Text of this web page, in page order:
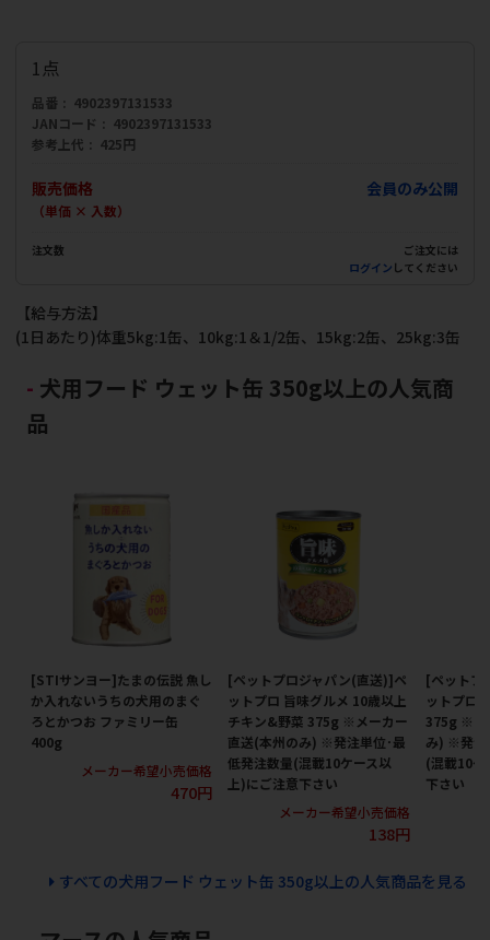
1点
品番
4902397131533
JANコード
4902397131533
参考上代
425円
販売価格
（単価 × 入数）
会員のみ公開
注文数
ご注文には
ログイン してください
【給与方法】
(1日あたり)体重5kg:1缶、10kg:1＆1/2缶、15kg:2缶、25kg:3缶
犬用フード ウェット缶 350g以上の人気商
品
[STIサンヨー]たまの伝説 魚し
か入れないうちの犬用のまぐ
ろとかつお ファミリー缶
400g
メーカー希望小売価格
470円
[ペットプロジャパン(直送)]ペ
ットプロ 旨味グルメ 10歳以上
チキン&野菜 375g ※メーカー
直送(本州のみ) ※発注単位･最
低発注数量(混載10ケース以
上)にご注意下さい
メーカー希望小売価格
138円
[ペットプ
ットプロ
375g ※メ
み) ※発注
(混載10ケ
下さい
すべての犬用フード ウェット缶 350g以上の人気商品を見る